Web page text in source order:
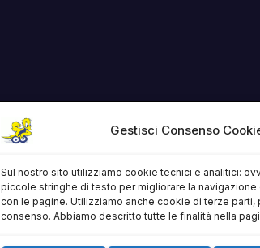
Gestisci Consenso
Sul nostro sito utilizziamo cookie tecnici e analitici:
piccole stringhe di testo per migliorare la navigazione
con le pagine. Utilizziamo anche cookie di terze parti,
consenso. Abbiamo descritto tutte le finalità nella